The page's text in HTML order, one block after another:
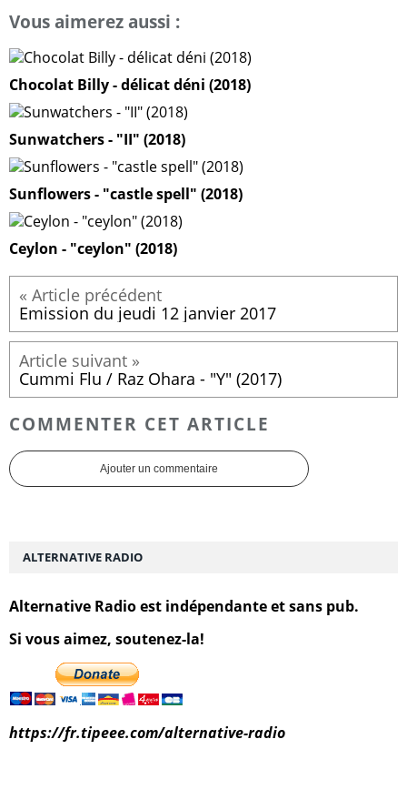
Vous aimerez aussi :
Chocolat Billy - délicat déni (2018)
Sunwatchers - "II" (2018)
Sunflowers - "castle spell" (2018)
Ceylon - "ceylon" (2018)
Emission du jeudi 12 janvier 2017
Cummi Flu / Raz Ohara - "Y" (2017)
COMMENTER CET ARTICLE
Ajouter un commentaire
ALTERNATIVE RADIO
Alternative Radio est indépendante et sans pub.
Si vous aimez, soutenez-la!
https://fr.tipeee.com/alternative-radio